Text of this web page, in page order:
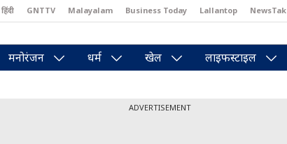
GNTTV Malayalam Business Today Lallantop NewsTak
मनोरंजन धर्म खेल लाइफस्टाइल
ADVERTISEMENT